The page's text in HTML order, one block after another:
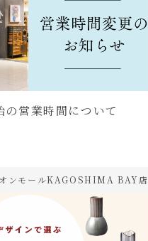
営業時間について
ンモールKAGOSHIMA BAY店